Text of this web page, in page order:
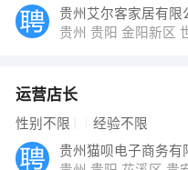
贵州艾尔客家居有限
贵州 贵阳 金阳新区
运营店长
性别不限 经验不限
贵州猫呗电子商务有